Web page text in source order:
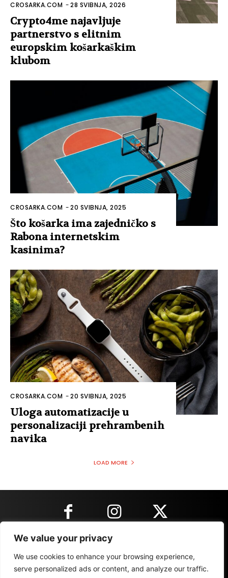
We value your privacy
We use cookies to enhance your browsing experience,
serve personalized ads or content, and analyze our traffic.
CROSARKA.COM -28 SVIBNJA, 2026
Crypto4me najavljuje
partnerstvo s elitnim
europskim košarkaškim
klubom
CROSARKA.COM -20 SVIBNJA, 2025
Što košarka ima zajedničko s
Rabona internetskim
kasinima?
CROSARKA.COM -20 SVIBNJA, 2025
Uloga automatizacije u
personalizaciji prehrambenih
navika
LOAD MORE
KONTAKT INFORMACIJE